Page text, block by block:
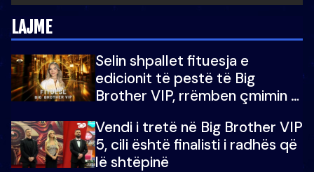
LAJME
Selin shpallet fituesja e
edicionit të pestë të Big
Brother VIP, rrëmben çmimin e
Vendi i tretë në Big Brother VIP
5, cili është finalisti i radhës që
lë shtëpinë